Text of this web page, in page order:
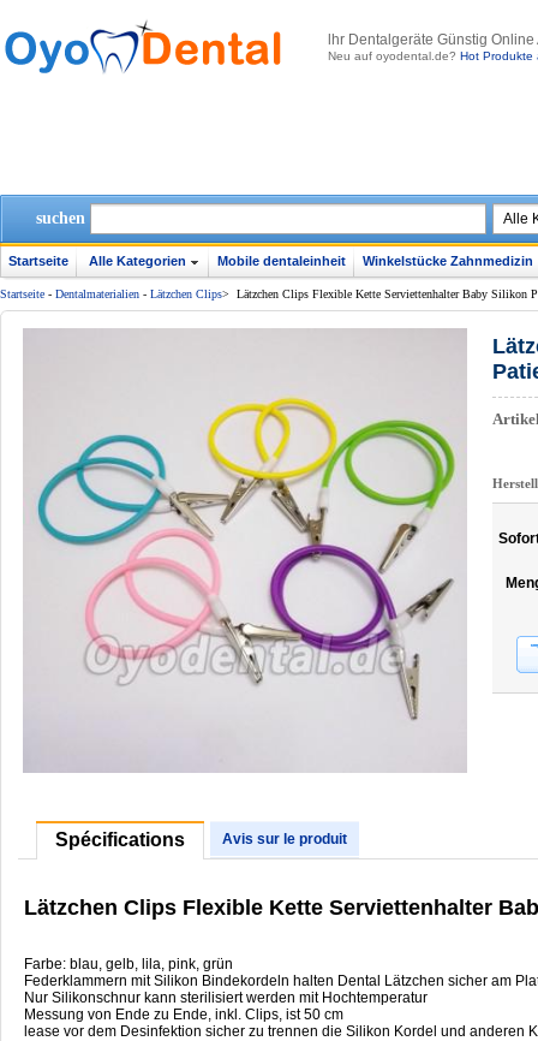
lhr Dentalgeräte Günstig
Neu auf oyodental.de? Hot Produkte
suchen
Startseite Alle Kategorien Mobile dentaleinheit Winkelstücke Zahnmedizin
Startseite - Dentalmaterialien - Lätzchen Clips> Lätzchen Clips Flexible Kette Serviettenhalter Baby Silikon
Spécifications Avis sur le produit
Lätzchen Clips Flexible Kette Serviettenhalter
Farbe: blau, gelb, lila, pink, grün
Federklammern mit Silikon Bindekordeln halten Dental Lätzchen sicher am
Nur Silikonschnur kann sterilisiert werden mit Hochtemperatur
Messung von Ende zu Ende, inkl. Clips, ist 50 cm
lease vor dem Desinfektion sicher zu trennen die Silikon Kordel und anderen